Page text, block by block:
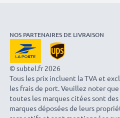
NOS PARTENAIRES DE LIVRAISON
© subtel.fr 2026
Tous les prix incluent la TVA et
les frais de port. Veuillez noter que
toutes les marques citées sont des
marques déposées de leurs